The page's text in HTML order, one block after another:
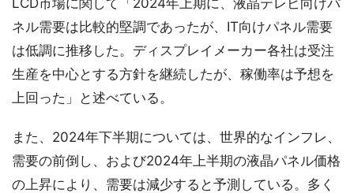
LCD市場に関して「2024年上期に、液晶テレビ向けパ
ネル需要は比較的堅調であったが、IT向けパネル需要
は低調に推移した。ディスプレイメーカー各社は受注
生産を中心とする方針を継続したが、稼働率は予想を
上回った」と述べている。
また、2024年下半期については、世界的なインフレ、
需要の前倒し、および2024年上半期の液晶パネル価格
の上昇により、需要は減少すると予測している。多く